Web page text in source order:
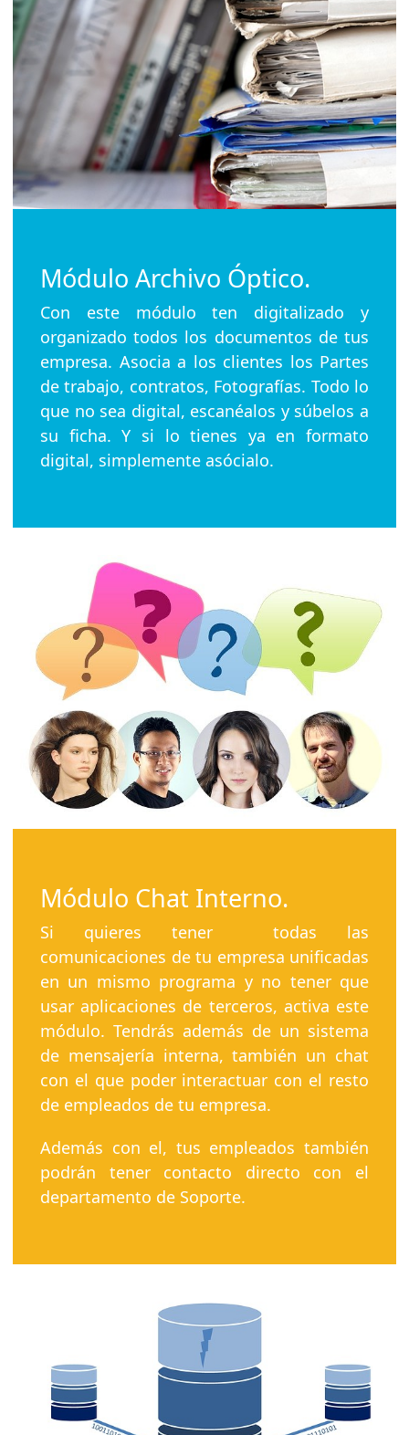
Módulo Archivo Óptico.
Con este módulo ten digitalizado y
organizado todos los documentos de tus
empresa. Asocia a los clientes los Partes
de trabajo, contratos, Fotografías. Todo lo
que no sea digital, escanéalos y súbelos a
su ficha. Y si lo tienes ya en formato
digital, simplemente asócialo.
Módulo Chat Interno.
Si quieres tener todas las
comunicaciones de tu empresa unificadas
en un mismo programa y no tener que
usar aplicaciones de terceros, activa este
módulo. Tendrás además de un sistema
de mensajería interna, también un chat
con el que poder interactuar con el resto
de empleados de tu empresa.
Además con el, tus empleados también
podrán tener contacto directo con el
departamento de Soporte.